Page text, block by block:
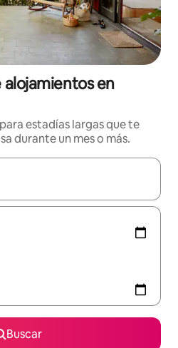
alojamientos en
estadías largas que te
durante un mes o más.
disponibles, navega con las
Buscar